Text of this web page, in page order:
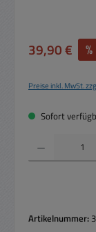
Verkaufspreis:
39,90 € %
Preise inkl. MwSt.
Sofort
Produkt Anzahl:
Artikelnummer: